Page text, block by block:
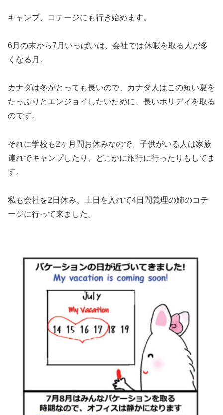
キャンプ、コテージにも行き始めます。
6月の末から7月いっぱいは、会社では休暇を取る人が多
くなる月。
カナダは冬がとっても長いので、カナダ人はこの短い夏を
たっぷりとエンジョイしたいために、長いホリディを取る
のです。
それに学校も2ヶ月間お休みなので、子供がいる人は家族
連れでキャンプしたり、どこかに旅行に行ったりもしてま
す。
私も会社を2日休み、土日を入れて4日間義理の姉のコテ
ージに行って来ました。